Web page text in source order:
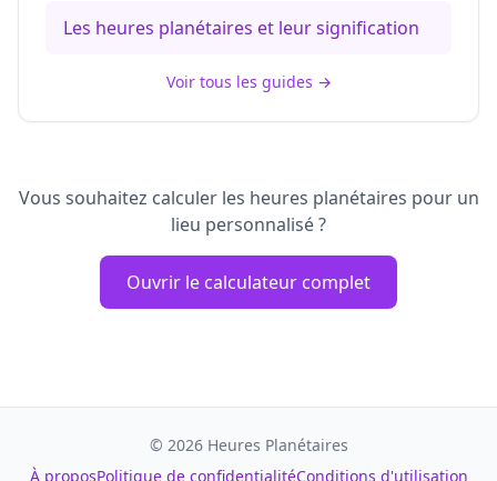
Les heures planétaires et leur signification
Voir tous les guides →
Vous souhaitez calculer les heures planétaires pour un
lieu personnalisé ?
Ouvrir le calculateur complet
© 2026 Heures Planétaires
À proposPolitique de confidentialitéConditions d'utilisation